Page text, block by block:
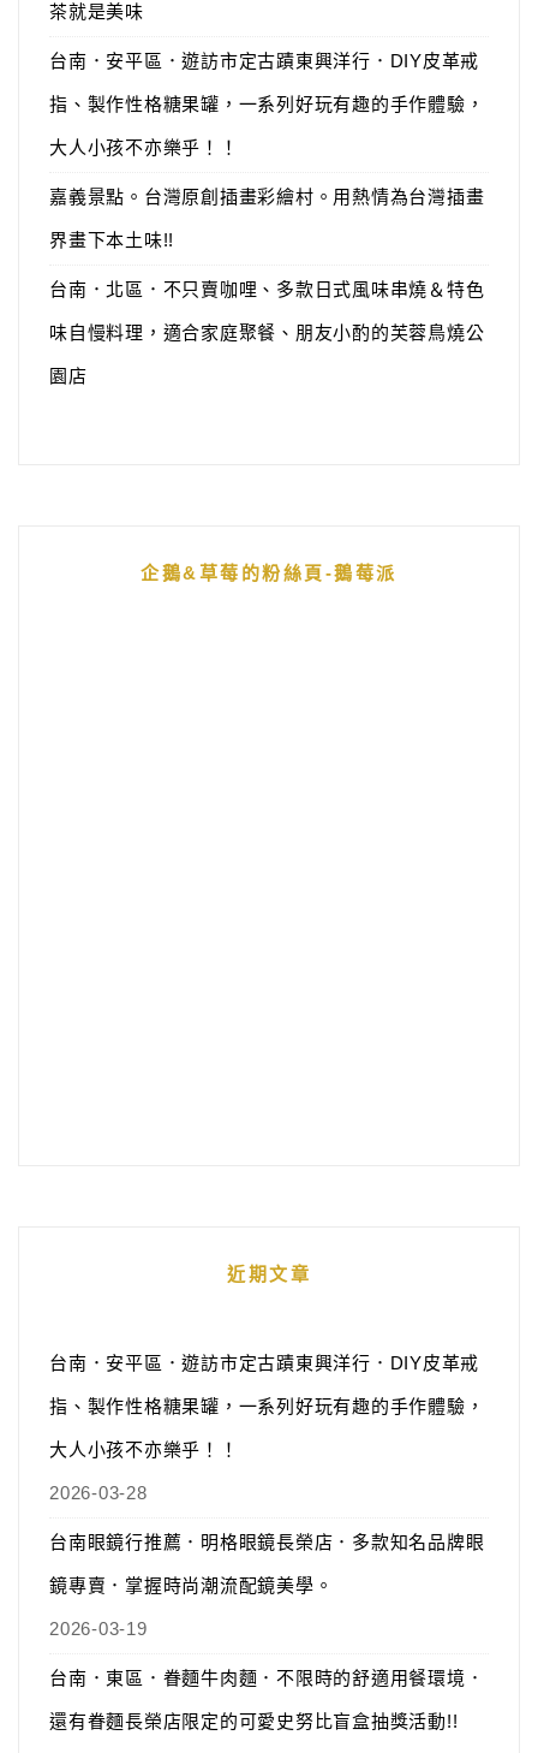
茶就是美味
台南．安平區．遊訪市定古蹟東興洋行．DIY皮革戒
指、製作性格糖果罐，一系列好玩有趣的手作體驗，
大人小孩不亦樂乎！！
嘉義景點。台灣原創插畫彩繪村。用熱情為台灣插畫
界畫下本土味!!
台南．北區．不只賣咖哩、多款日式風味串燒＆特色
味自慢料理，適合家庭聚餐、朋友小酌的芙蓉鳥燒公
園店
企鵝&草莓的粉絲頁-鵝莓派
近期文章
台南．安平區．遊訪市定古蹟東興洋行．DIY皮革戒
指、製作性格糖果罐，一系列好玩有趣的手作體驗，
大人小孩不亦樂乎！！
2026-03-28
台南眼鏡行推薦．明格眼鏡長榮店．多款知名品牌眼
鏡專賣．掌握時尚潮流配鏡美學。
2026-03-19
台南．東區．眷麵牛肉麵．不限時的舒適用餐環境．
還有眷麵長榮店限定的可愛史努比盲盒抽獎活動!!